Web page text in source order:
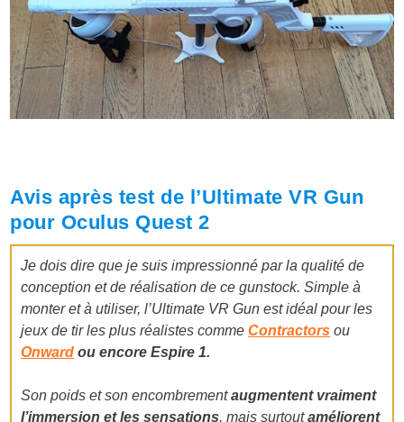
Avis après test de l’Ultimate VR Gun
pour Oculus Quest 2
Je dois dire que je suis impressionné par la qualité de
conception et de réalisation de ce gunstock. Simple à
monter et à utiliser, l’Ultimate VR Gun est idéal pour les
jeux de tir les plus réalistes commeContractors ou
Onward ou encore Espire 1.
Son poids et son encombrementaugmentent vraiment
l’immersion et les sensations, mais surtoutaméliorent